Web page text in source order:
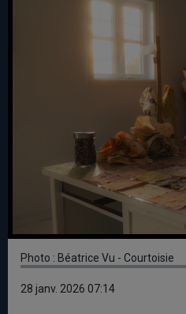
Photo : Béatrice Vu - Courtoisie
28 janv. 2026 07:14